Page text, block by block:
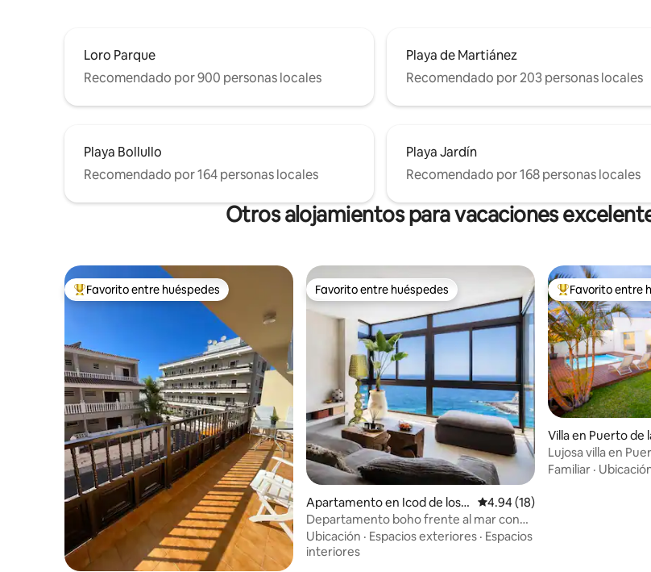
Loro Parque
Recomendado por 900 personas locales
Playa de Martiánez
Recomendado por 203 personas locales
Playa Bollullo
Recomendado por 164 personas locales
Playa Jardín
Recomendado por 168 personas locales
Otros alojamientos para vacaciones
Favorito entre huéspedes preferido
Favorito entre huéspedes Favorito entre huéspedes
Favorito entre huéspedes
Apartamento en Icod de los V
inos
Calificación promedio: 4.94 de
4.94 (18)
Departamento boho frente al mar con
vistas panorámicas a la bahía
Ubicación · Espacios exteriores · Espacios
interiores
Favorito entre
Favorito entre
Villa en Puerto de
Lujosa villa en
piscina
Familiar ·